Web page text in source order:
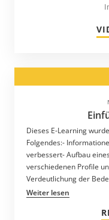
Dieses E-Learning
Folgendes:-
verbessert- Aufbau
verschiedenen Profile
Verdeutlichung der
Weiter lesen